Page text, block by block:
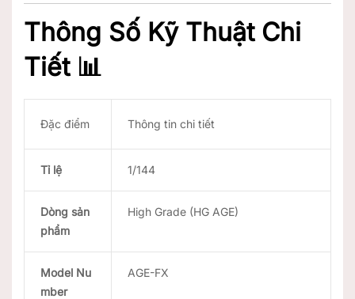
Thông Số Kỹ Thuật Chi
Tiết 📊
Đặc điểm Thông tin chi tiết
Tỉ lệ 1/144
Dòng sản
phẩm
High Grade (HG AGE)
Model Nu
mber
AGE-FX